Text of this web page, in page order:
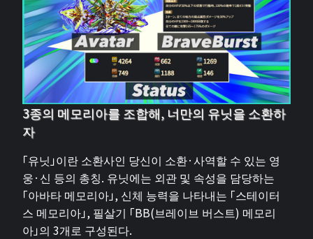
3종의 메모리아를 조합해, 너만의 유닛을 소환하
자
「유닛」이란 소환사인 당신이 소환·사역할 수 있는 영
웅·신 등의 총칭. 유닛에는 외관 및 속성을 담당하는
「아바타 메모리아」, 신체 능력을 나타내는 「스테이터
스 메모리아」, 필살기 「BB(브레이브 버스트) 메모리
아」의 3개로 구성된다.